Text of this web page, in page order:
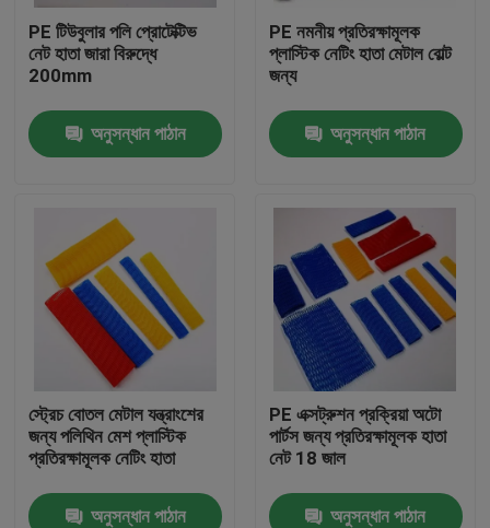
পণ্য
আমাদের সম্পর্কে
কারখানা ভ্রমণ
মান নিয়ন্ত্রণ
PE টিউবুলার পলি প্রোটেক্টিভ
নেট হাতা জারা বিরুদ্ধে
200mm
অনুসন্ধান পাঠান
PE নমনীয় প্রতিরক্ষামূলক
প্লাস্টিক নেটিং হাতা মেটাল বোল্ট
জন্য
অনুসন্ধান পাঠান
স্ট্রেচ বোতল মেটাল যন্ত্রাংশের
জন্য পলিথিন মেশ প্লাস্টিক
প্রতিরক্ষামূলক নেটিং হাতা
অনুসন্ধান পাঠান
PE এক্সট্রুশন প্রক্রিয়া অটো
পার্টস জন্য প্রতিরক্ষামূলক হাতা
নেট 18 জাল
অনুসন্ধান পাঠান